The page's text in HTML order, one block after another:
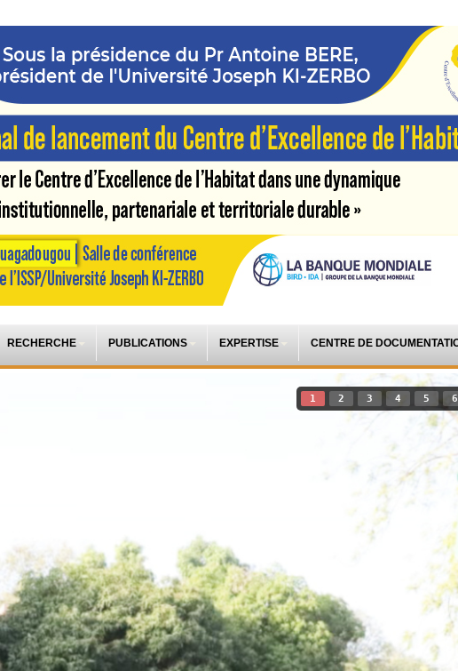
RECHERCHE PUBLICATIONS EXPERTISE CENTRE DE
1 2 3 4 5 6